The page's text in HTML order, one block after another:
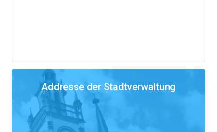
Addresse der Stadtverwaltung